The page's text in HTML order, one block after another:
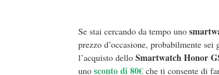
Se stai cercando da tempo uno
prezzo d’occasione, probabilmente
l’acquisto dello Smartwatch Honor
uno sconto di 80€ che ti consente di